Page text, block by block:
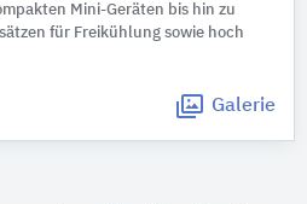
Mini-Geräten bis hin zu
für Freikühlung sowie hoch
Galerie